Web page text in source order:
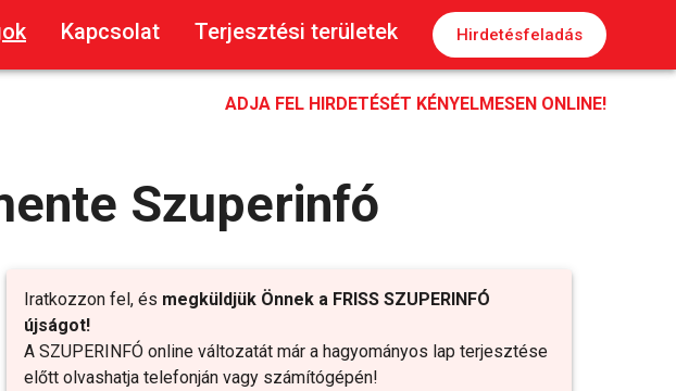
Kapcsolat Terjesztési területek Hirdetésfeladás
ADJA FEL HIRDETÉSÉT KÉNYELMESEN ONLINE!
Szuperinfó
Iratkozzon fel, és megküldjük Önnek a FRISS SZUPERINFÓ
újságot!
A SZUPERINFÓ online változatát már a hagyományos lap terjesztése
előtt olvashatja telefonján vagy számítógépén!